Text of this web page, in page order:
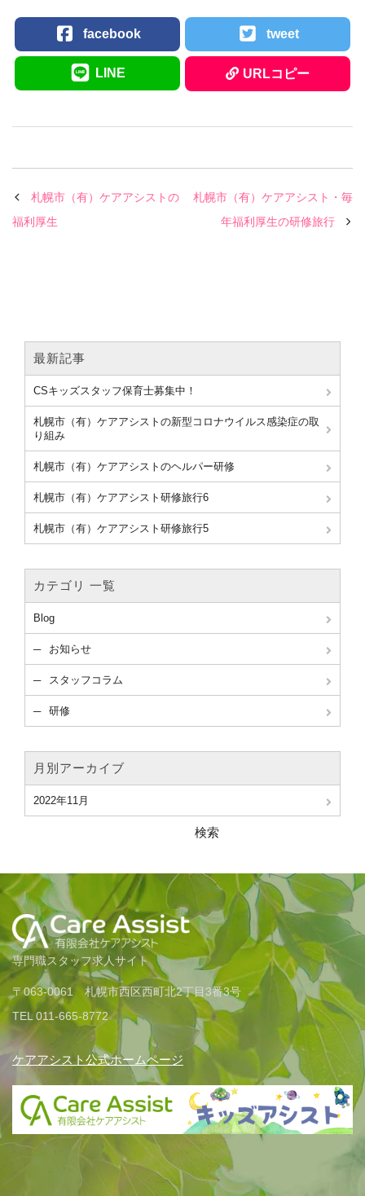
facebook tweet
LINE URLコピー
札幌市（有）ケアアシストの
福利厚生
札幌市（有）ケアアシスト・毎
年福利厚生の研修旅行
最新記事
CSキッズスタッフ保育士募集中！
札幌市（有）ケアアシストの新型コロナウイルス感染症の取
り組み
札幌市（有）ケアアシストのヘルパー研修
札幌市（有）ケアアシスト研修旅行6
札幌市（有）ケアアシスト研修旅行5
カテゴリ 一覧
Blog
お知らせ
スタッフコラム
研修
月別アーカイブ
2022年11月
検索
専門職スタッフ求人サイト
〒063-0061 札幌市西区西町北2丁目3番3号
TEL 011-665-8772
ケアアシスト公式ホームページ